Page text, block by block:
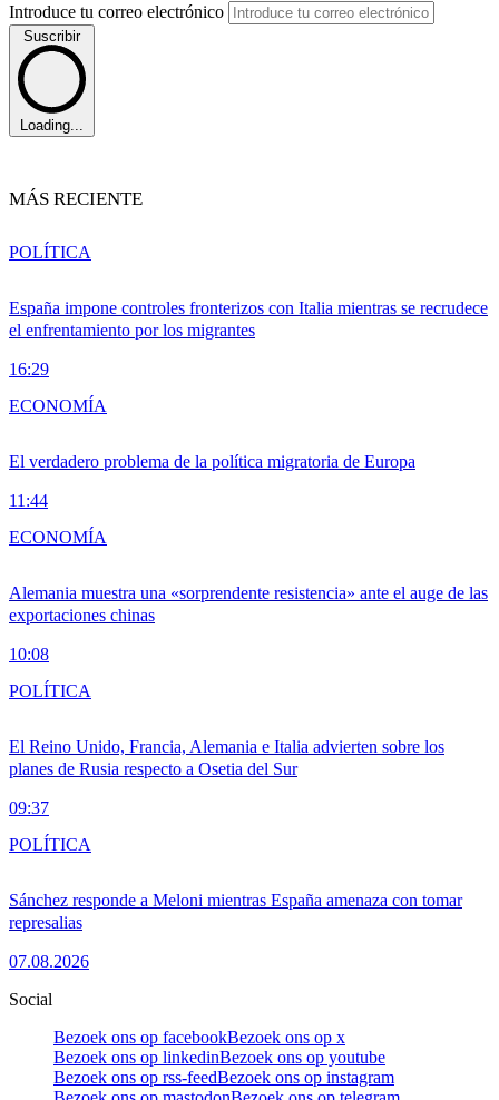
Introduce tu correo electrónico
Suscribir
Loading...
MÁS RECIENTE
España impone controles fronterizos con Italia mientras se recrudece
el enfrentamiento por los migrantes
16:29
POLÍTICA
El verdadero problema de la política migratoria de Europa
11:44
ECONOMÍA
Alemania muestra una «sorprendente resistencia» ante el auge de las
exportaciones chinas
10:08
ECONOMÍA
El Reino Unido, Francia, Alemania e Italia advierten sobre los
planes de Rusia respecto a Osetia del Sur
09:37
POLÍTICA
Sánchez responde a Meloni mientras España amenaza con tomar
represalias
07.08.2026
POLÍTICA
Social
Bezoek ons op facebookBezoek ons op x
Bezoek ons op linkedinBezoek ons op youtube
Bezoek ons op rss-feedBezoek ons op instagram